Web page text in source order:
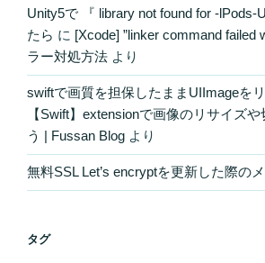
Unity5で 『 library not found for -lPods-
たら に [Xcode] ”linker command failed
ラー対処方法 より
swiftで画質を担保したままUIImageを
【Swift】extensionで画像のリサイズ
う | Fussan Blog より
無料SSL Let’s encryptを更新した際の
タグ